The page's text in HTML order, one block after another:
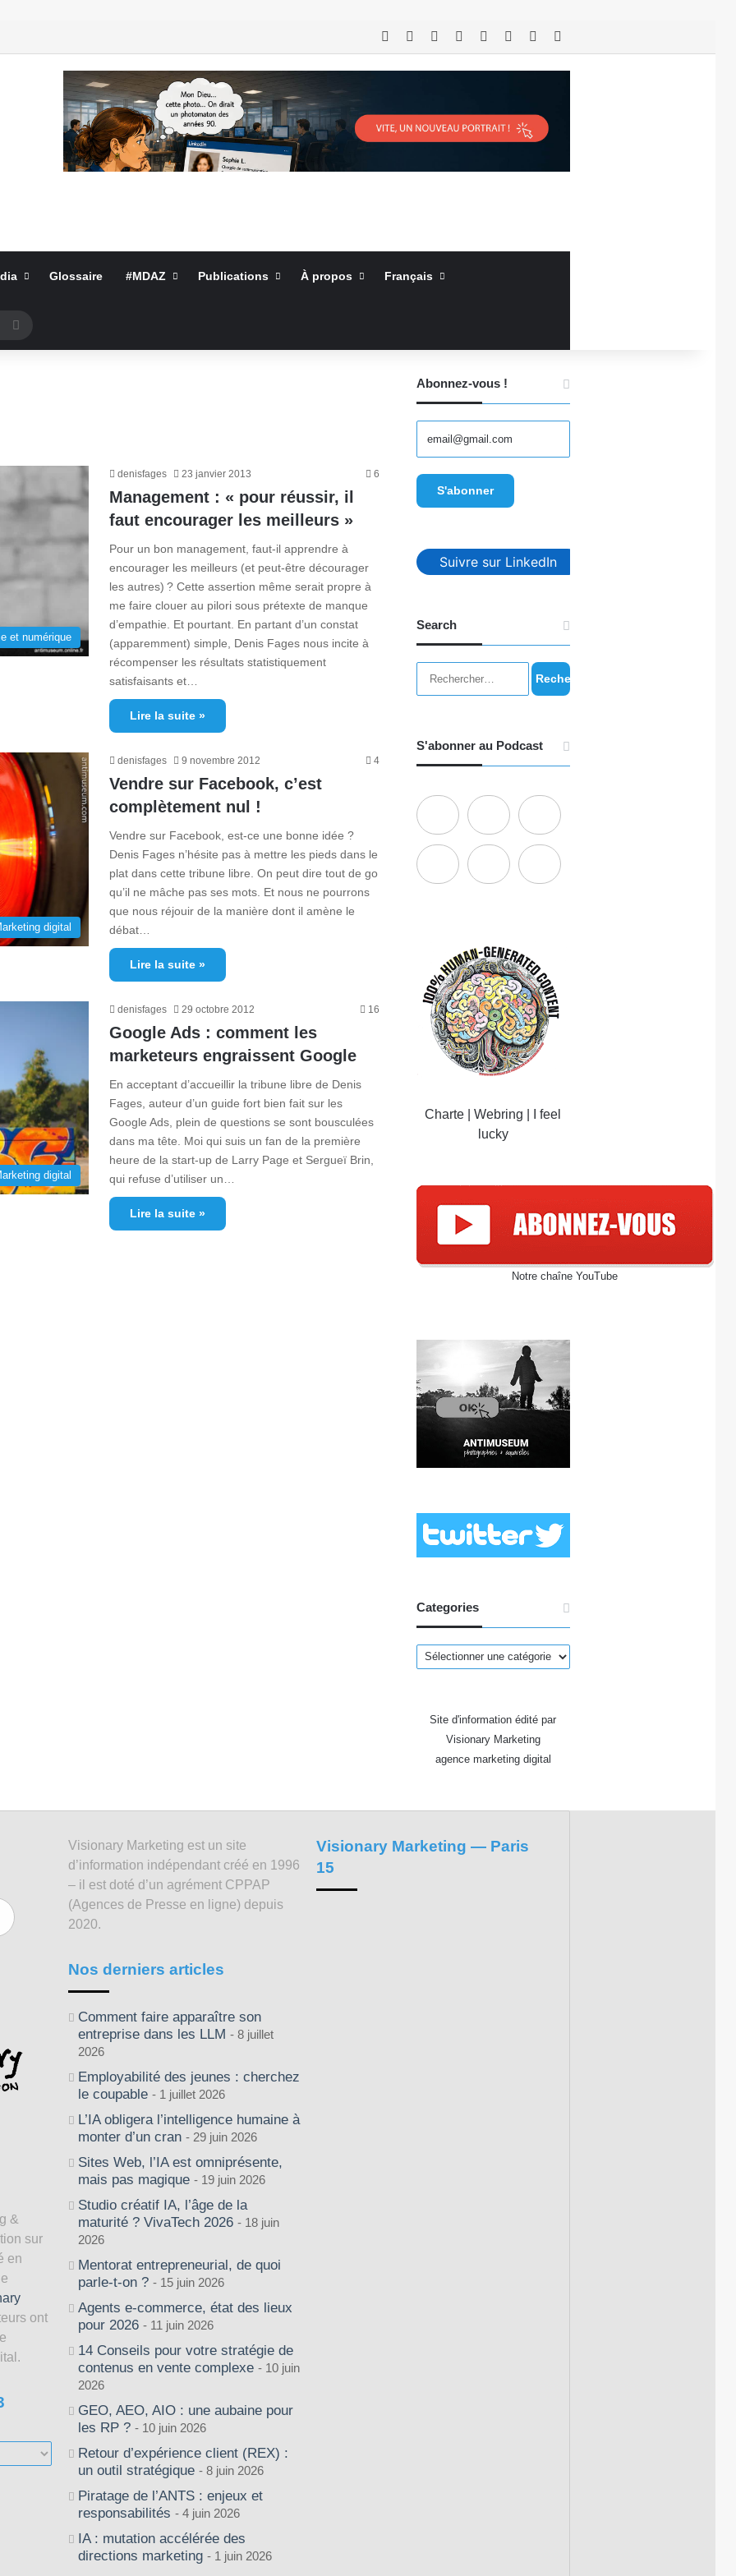
RSS Facebook LinkedinYouTubeConnexionArticle Aléatoire
Glossaire #MDAZ Publications À propos Français
et numérique
denisfages 23 janvier 2013 6
Management : « pour réussir, il
faut encourager les meilleurs »
Pour un bon management, faut-il apprendre à
encourager les meilleurs (et peut-être décourager
les autres) ? Cette assertion même serait propre à
me faire clouer au pilori sous prétexte de manque
d’empathie. Et pourtant. En partant d’un constat
(apparemment) simple, Denis Fages nous incite à
récompenser les résultats statistiquement
satisfaisants et…
Lire la suite »
digital
denisfages 9 novembre 2012 4
Vendre sur Facebook, c’est
complètement nul !
Vendre sur Facebook, est-ce une bonne idée ?
Denis Fages n’hésite pas à mettre les pieds dans le
plat dans cette tribune libre. On peut dire tout de go
qu’il ne mâche pas ses mots. Et nous ne pourrons
que nous réjouir de la manière dont il amène le
débat…
Lire la suite »
digital
denisfages 29 octobre 2012 16
Google Ads : comment les
marketeurs engraissent Google
En acceptant d’accueillir la tribune libre de Denis
Fages, auteur d’un guide fort bien fait sur les
Google Ads, plein de questions se sont bousculées
dans ma tête. Moi qui suis un fan de la première
heure de la start-up de Larry Page et Sergueï Brin,
qui refuse d’utiliser un…
Lire la suite »
Abonnez-vous !
Suivre sur LinkedIn
Search
Rechercher :
S'abonner au Podcast
Charte |Webring
I feel
lucky
Notre chaîne YouTube
Categories
Categories
Site d'information édité par
Visionary Marketing
agence marketing digital
&
sur
en
ont
Visionary Marketing est un site
d’information indépendant créé en 1996
– il est doté d’un agrément CPPAP
(Agences de Presse en ligne) depuis
2020.
Nos derniers articles
Comment faire apparaître son
entreprise dans les LLM
8 juillet
2026
Employabilité des jeunes : cherchez
le coupable
1 juillet 2026
L’IA obligera l’intelligence humaine à
monter d’un cran
29 juin 2026
Sites Web, l’IA est omniprésente,
mais pas magique
19 juin 2026
Studio créatif IA, l’âge de la
maturité ? VivaTech 2026
18 juin
2026
Mentorat entrepreneurial, de quoi
parle-t-on ?
15 juin 2026
Agents e-commerce, état des lieux
pour 2026
11 juin 2026
14 Conseils pour votre stratégie de
contenus en vente complexe
10 juin
2026
GEO, AEO, AIO : une aubaine pour
les RP ?
10 juin 2026
Retour d’expérience client (REX) :
un outil stratégique
8 juin 2026
Piratage de l’ANTS : enjeux et
responsabilités
4 juin 2026
IA : mutation accélérée des
directions marketing
1 juin 2026
Visionary Marketing — Paris
15